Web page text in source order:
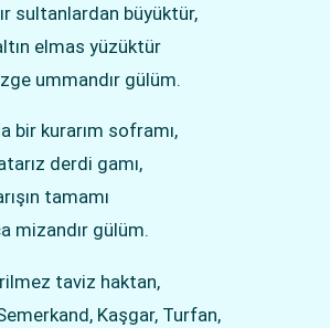
sultanlardan büyüktür,
elmas yüzüktür
ummandır gülüm.
bir kurarım soframı,
derdi gamı,
tamamı
mizandır gülüm.
taviz haktan,
Kaşgar, Turfan,